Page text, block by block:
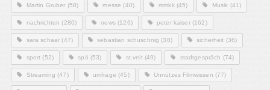
Martin Gruber (58) messe (40) mmkk(45) Musik (41)
nachrichten (280) news(126) peter kaiser(162)
sara schaar (47) sebastian schuschnig (38) sicherheit (36)
sport (52) spö (53) st.veit(49) stadtgespräch (74)
Streaming (47) umfrage (45) Unnützes Filmwissen (77)